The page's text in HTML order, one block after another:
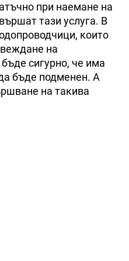
при наемане на
тази услуга. В
които
на
сигурно, че има
бъде подменен. А
на такива